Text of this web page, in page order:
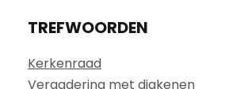
TREFWOORDEN
Kerkenraad
Vergadering met diakenen